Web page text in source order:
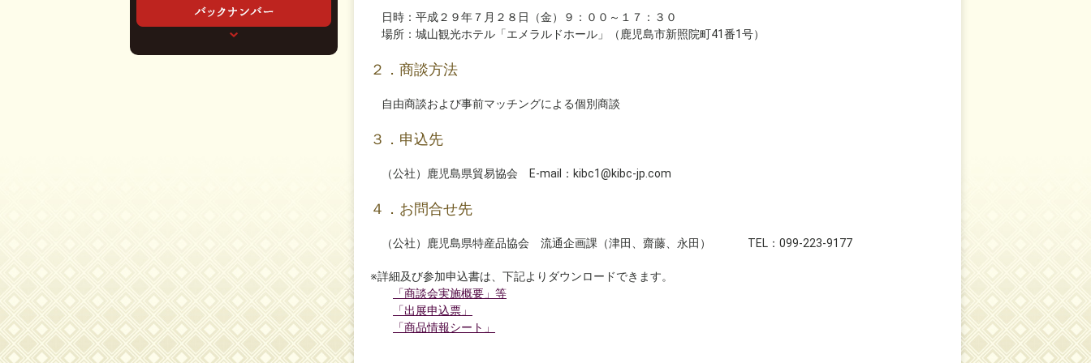
日時：平成２９年７月２８日（金）９：００～１７：３０
場所：城山観光ホテル「エメラルドホール」（鹿児島市新照院町41番1号）
２．商談方法
自由商談および事前マッチングによる個別商談
３．申込先
（公社）鹿児島県貿易協会 E-mail：kibc1@kibc-jp.com
４．お問合せ先
（公社）鹿児島県特産品協会 流通企画課（津田、齋藤、永田） TEL：099-223-9177
※詳細及び参加申込書は、下記よりダウンロードできます。
「商談会実施概要」等
「出展申込票」
「商品情報シート」